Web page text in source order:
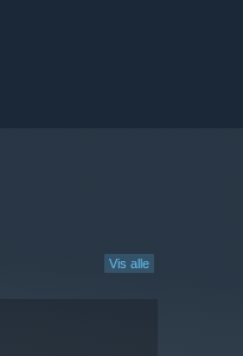
Vis alle